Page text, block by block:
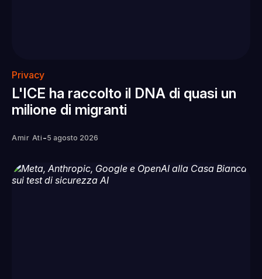
Privacy
L'ICE ha raccolto il DNA di quasi un
milione di migranti
Amir Ati -5 agosto 2026